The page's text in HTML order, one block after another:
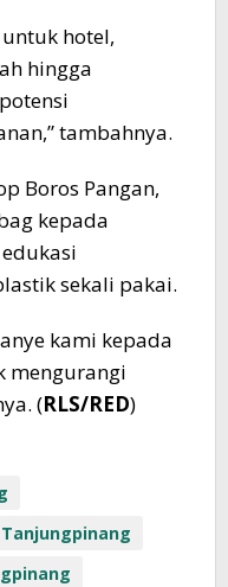
hotel,
hingga
tambahnya.
Boros Pangan,
kepada
sekali pakai.
kami kepada
mengurangi
(RLS/RED)